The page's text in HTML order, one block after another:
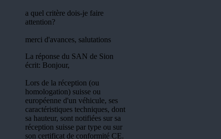
a quel critère dois-je faire
attention?
merci d'avances, salutations
La réponse du SAN de Sion
écrit: Bonjour,
Lors de la réception (ou
homologation) suisse ou
européenne d'un véhicule, ses
caractéristiques techniques, dont
sa hauteur, sont notifiées sur sa
réception suisse par type ou sur
son certificat de conformité CE.